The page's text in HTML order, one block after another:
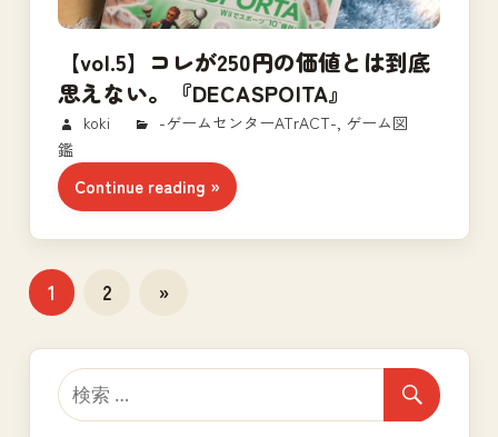
【vol.5】コレが250円の価値とは到底
思えない。『DECASPOITA』
2017/09/23
koki -ゲームセンターATrACT- ゲーム図
鑑
Continue reading
投
1 2
次
記
»